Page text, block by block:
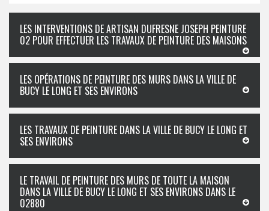
LES INTERVENTIONS DE ARTISAN DUFRESNE JOSEPH PEINTURE
02 POUR EFFECTUER LES TRAVAUX DE PEINTURE DES MAISONS
LES OPÉRATIONS DE PEINTURE DES MURS DANS LA VILLE DE
BUCY LE LONG ET SES ENVIRONS
LES TRAVAUX DE PEINTURE DANS LA VILLE DE BUCY LE LONG ET
SES ENVIRONS
LE TRAVAIL DE PEINTURE DES MURS DE TOUTE LA MAISON
DANS LA VILLE DE BUCY LE LONG ET SES ENVIRONS DANS LE
02880